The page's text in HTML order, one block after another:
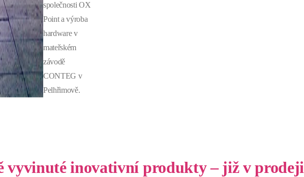
společnosti OX
Point a výroba
hardware v
mateřském
závodě
CONTEG v
Pelhřimově.
vyvinuté inovativní produkty – již v prodeji